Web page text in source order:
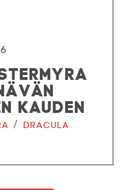
KAUDEN
/ Dracula